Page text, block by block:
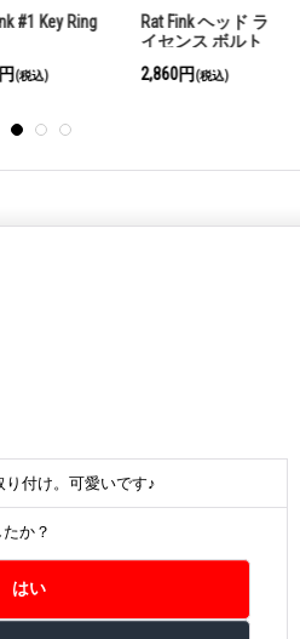
ヘッド ラ
(税込)
Rat Fink デカール S
8 x 5.5cm
440円(税込)
り付け。可愛いです♪
か？